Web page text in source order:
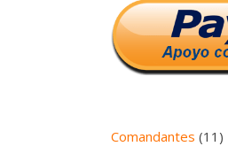
Comandantes (11)